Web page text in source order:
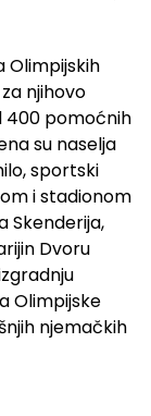
Olimpijskih
njihovo
400 pomoćnih
su naselja
sportski
i stadionom
Skenderija,
Dvoru
Olimpijske
njemačkih